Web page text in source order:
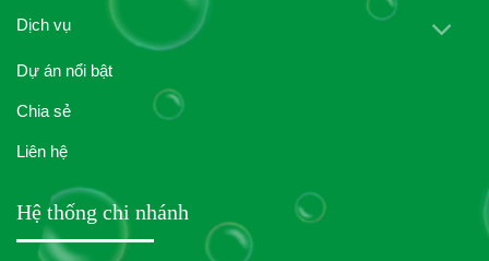
Dịch vụ
Dự án nổi bật
Chia sẻ
Liên hệ
Hệ thống chi nhánh